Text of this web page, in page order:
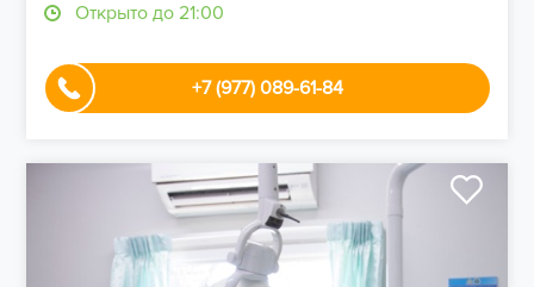
Открыто до 21:00
+7 (977) 089-61-84